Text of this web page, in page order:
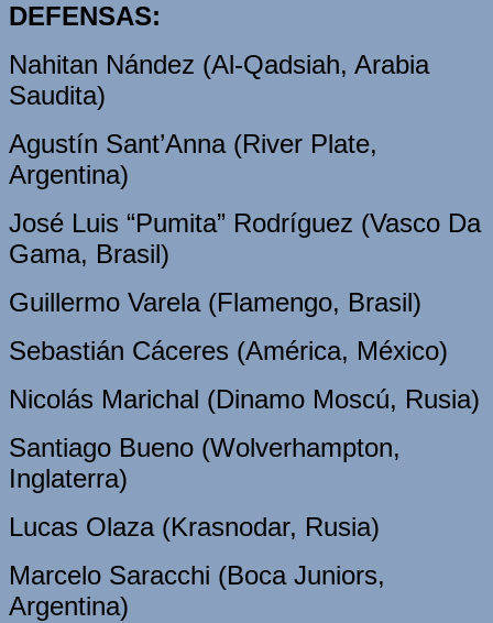
DEFENSAS:
Nahitan Nández (Al-Qadsiah, Arabia
Saudita)
Agustín Sant’Anna (River Plate,
Argentina)
José Luis “Pumita” Rodríguez (Vasco Da
Gama, Brasil)
Guillermo Varela (Flamengo, Brasil)
Sebastián Cáceres (América, México)
Nicolás Marichal (Dinamo Moscú, Rusia)
Santiago Bueno (Wolverhampton,
Inglaterra)
Lucas Olaza (Krasnodar, Rusia)
Marcelo Saracchi (Boca Juniors,
Argentina)